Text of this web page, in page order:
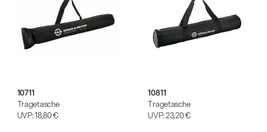
10711
Tragetasche
UVP:18,80 €
10811
Tragetasche
UVP:23,20 €